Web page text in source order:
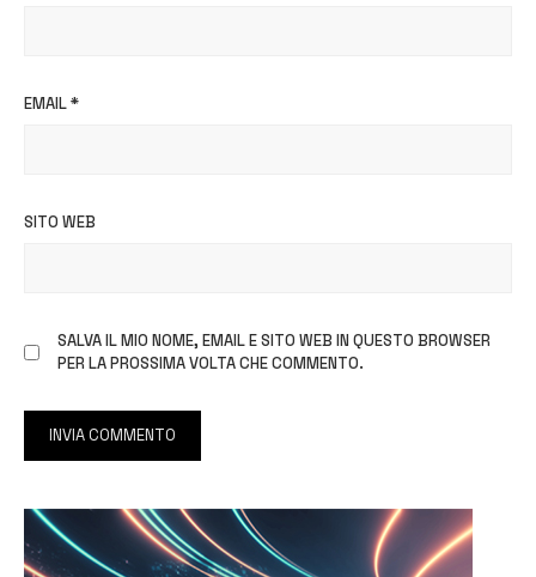
EMAIL*
SITO WEB
SALVA IL MIO NOME, EMAIL E SITO WEB IN QUESTO BROWSER
PER LA PROSSIMA VOLTA CHE COMMENTO.